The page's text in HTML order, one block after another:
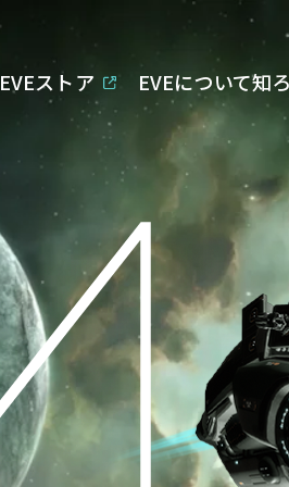
EVEストア EVEについて知